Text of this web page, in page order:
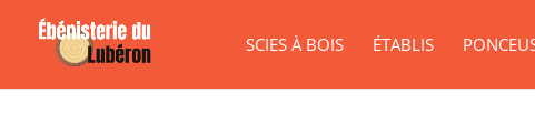
SCIES À BOIS ÉTABLIS